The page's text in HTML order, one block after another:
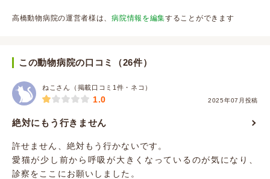
高橋動物病院の運営者様は、病院情報を編集することができます
この動物病院の口コミ（26件）
ねこさん（掲載口コミ1件・ネコ）
2025年07月投稿
1.0
絶対にもう行きません
許せません、絶対もう行かないです。
愛猫が少し前から呼吸が大きくなっているのが気になり、
診察をここにお願いしました。